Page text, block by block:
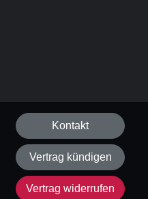
Kontakt
Vertrag kündigen
Vertrag widerrufen